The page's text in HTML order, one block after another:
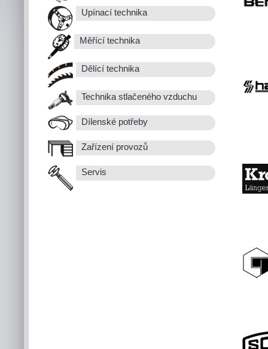
Upínací technika
Měřící technika
Dělící technika
Technika stlačeného vzduchu
Dílenské potřeby
Zařízení provozů
Servis